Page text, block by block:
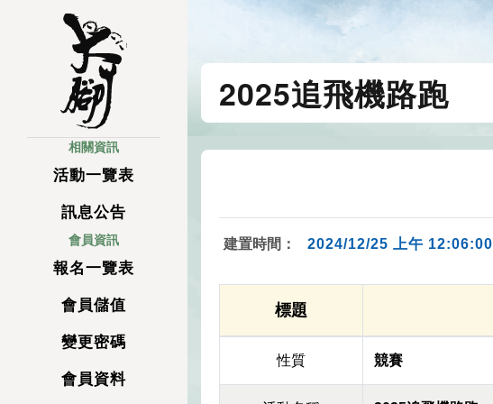
相關資訊
活動一覽表
訊息公告
會員資訊
報名一覽表
會員儲值
變更密碼
會員資料
2025追飛機路跑
建置時間： 2024/12/25 上午 12:06:00
標題
性質 競賽